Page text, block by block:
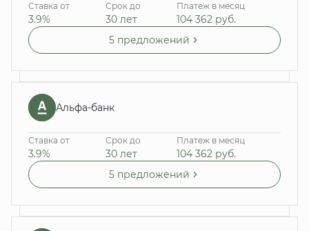
Ставка от
3.9%
Срок до
30 лет
Платеж в месяц
104 362 руб.
5 предложений
Альфа-банк
Ставка от
3.9%
Срок до
30 лет
Платеж в месяц
104 362 руб.
5 предложений